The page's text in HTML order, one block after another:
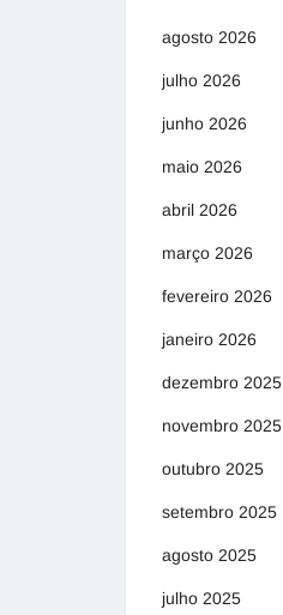
agosto 2026
julho 2026
junho 2026
maio 2026
abril 2026
março 2026
fevereiro 2026
janeiro 2026
dezembro 2025
novembro 2025
outubro 2025
setembro 2025
agosto 2025
julho 2025